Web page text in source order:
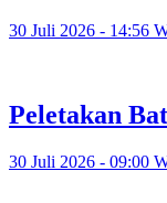
30 Juli 2026 - 14:56
Peletakan
30 Juli 2026 - 09:00